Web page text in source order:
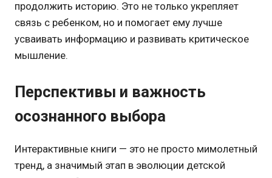
продолжить историю. Это не только укрепляет
связь с ребенком, но и помогает ему лучше
усваивать информацию и развивать критическое
мышление.
Перспективы и важность
осознанного выбора
Интерактивные книги — это не просто мимолетный
тренд, а значимый этап в эволюции детской